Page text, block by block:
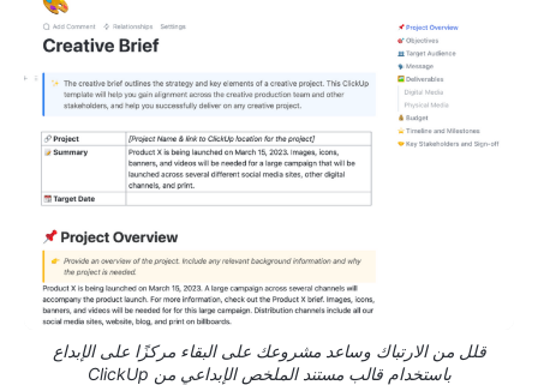
قلل من الارتباك وساعد مشروعك على البقاء مركزًا على الإبداع
باستخدام قالب مستند الملخص الإبداعي من ClickUp